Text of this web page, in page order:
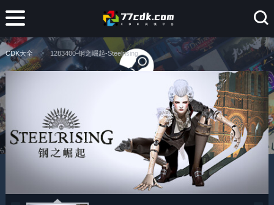
CDK大全 1283400-钢之崛起-Steelrising